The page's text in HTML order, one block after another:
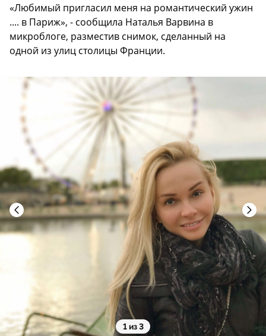
«Любимый пригласил меня на романтический ужин
.... в Париж», - сообщила Наталья Варвина в
микроблоге, разместив снимок, сделанный на
одной из улиц столицы Франции.
1 из 3